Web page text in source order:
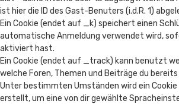
ist hier die ID des Gast-Benuters (i.d.R. 1)
Ein Cookie (endet auf _k) speichert einen
automatische Anmeldung verwendet wird,
aktiviert hast.
Ein Cookie (endet auf _track) kann benutzt
welche Foren, Themen und Beiträge du
Unter bestimmten Umständen wird ein
erstellt, um eine von dir gewählte